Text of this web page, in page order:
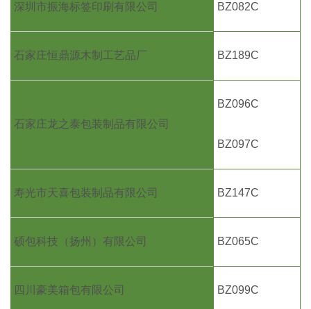
深圳市振海标签印刷有限公司 BZ082C
石家庄恒鼎源木制工艺品厂 BZ189C
石家庄龙之泰包装制品有限公司
BZ096C
BZ097C
寿光市天喜包装制品有限公司 BZ147C
硕包科技（扬州）有限公司 BZ065C
四川豪美箱包有限公司 BZ099C